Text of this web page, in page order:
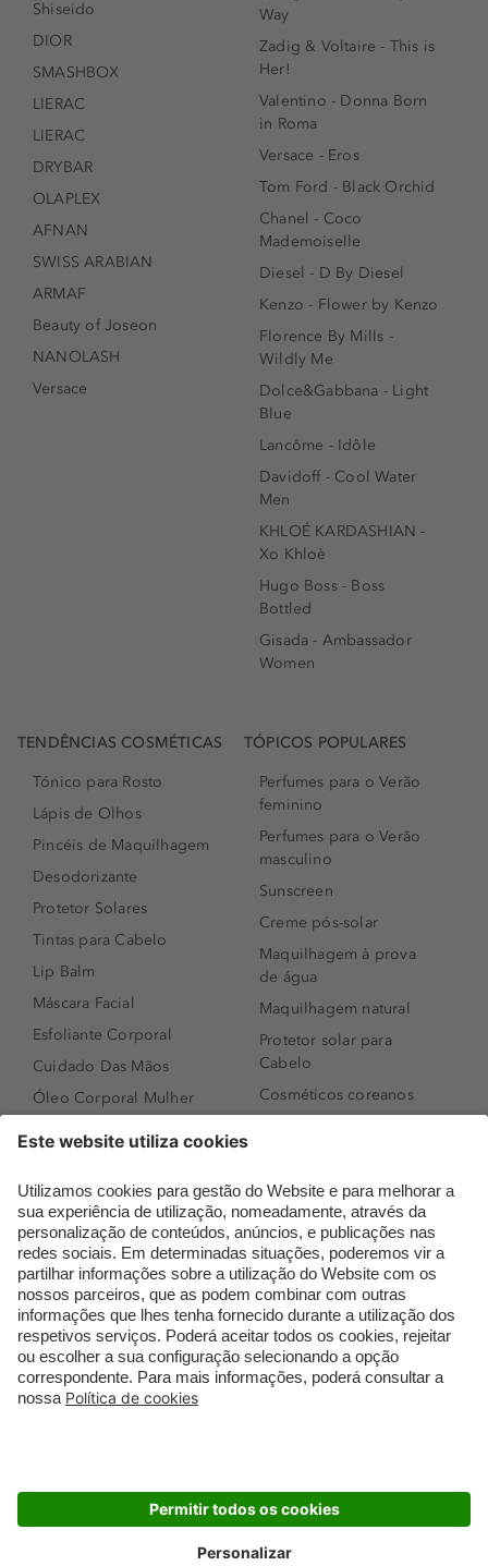
Shiseido
DIOR
SMASHBOX
LIERAC
LIERAC
DRYBAR
OLAPLEX
AFNAN
SWISS ARABIAN
ARMAF
Beauty of Joseon
NANOLASH
Versace
Way
Zadig & Voltaire - This is
Her!
Valentino - Donna Born
in Roma
Versace - Eros
Tom Ford - Black Orchid
Chanel - Coco
Mademoiselle
Diesel - D By Diesel
Kenzo - Flower by Kenzo
Florence By Mills -
Wildly Me
Dolce&Gabbana - Light
Blue
Lancôme - Idôle
Davidoff - Cool Water
Men
KHLOÉ KARDASHIAN -
Xo Khloè
Hugo Boss - Boss
Bottled
Gisada - Ambassador
Women
TENDÊNCIAS COSMÉTICAS
Tónico para Rosto
Lápis de Olhos
Pincéis de Maquilhagem
Desodorizante
Protetor Solares
Tintas para Cabelo
Lip Balm
Máscara Facial
Esfoliante Corporal
Cuidado Das Mãos
Óleo Corporal Mulher
Sérum de Rosto
Body mist & Spray
corporal
Produtos para Cabelo
Homem
Espuma de Limpeza
Facial
Dermocosmética
TÓPICOS POPULARES
Perfumes para o Verão
feminino
Perfumes para o Verão
masculino
Sunscreen
Creme pós-solar
Maquilhagem à prova
de água
Maquilhagem natural
Protetor solar para
Cabelo
Cosméticos coreanos
Perfumes árabes
Novidades
Melhores Perfumes
Femininos
TOP 10: Perfumes
Masculinos
Pestanas Postiças
Creme Rosto Homem
Embalagens Sustentáveis